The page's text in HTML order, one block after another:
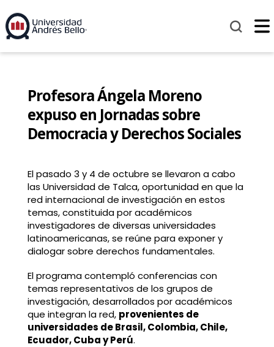
Profesora Ángela Moreno
expuso en Jornadas sobre
Democracia y Derechos Sociales
El pasado 3 y 4 de octubre se llevaron a cabo
las Universidad de Talca, oportunidad en que la
red internacional de investigación en estos
temas, constituida por académicos
investigadores de diversas universidades
latinoamericanas, se reúne para exponer y
dialogar sobre derechos fundamentales.
El programa contempló conferencias con
temas representativos de los grupos de
investigación, desarrollados por académicos
que integran la red, provenientes de
universidades de Brasil, Colombia, Chile,
Ecuador, Cuba y Perú.